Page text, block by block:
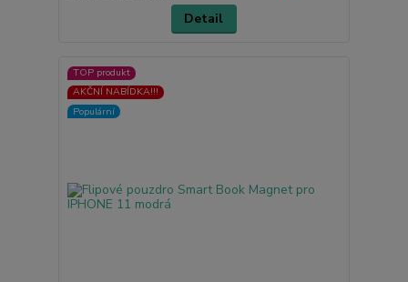
Detail
TOP produkt
AKČNÍ NABÍDKA!!!
Populární